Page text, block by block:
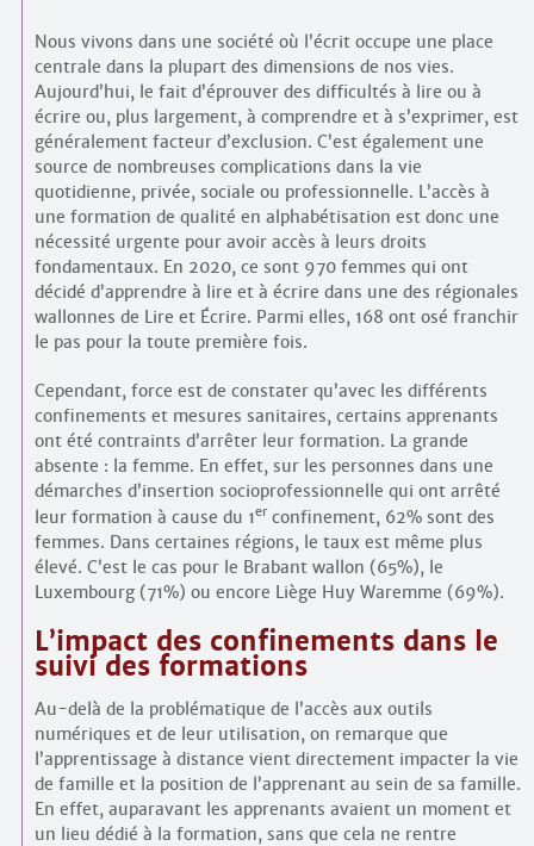
Nous vivons dans une société où l’écrit occupe une place
centrale dans la plupart des dimensions de nos vies.
Aujourd’hui, le fait d’éprouver des difficultés à lire ou à
écrire ou, plus largement, à comprendre et à s’exprimer, est
généralement facteur d’exclusion. C’est également une
source de nombreuses complications dans la vie
quotidienne, privée, sociale ou professionnelle. L’accès à
une formation de qualité en alphabétisation est donc une
nécessité urgente pour avoir accès à leurs droits
fondamentaux. En 2020, ce sont 970 femmes qui ont
décidé d’apprendre à lire et à écrire dans une des régionales
wallonnes de Lire et Écrire. Parmi elles, 168 ont osé franchir
le pas pour la toute première fois.
Cependant, force est de constater qu’avec les différents
confinements et mesures sanitaires, certains apprenants
ont été contraints d’arrêter leur formation. La grande
absente : la femme. En effet, sur les personnes dans une
démarches d’insertion socio­professionnelle qui ont arrêté
leur formation à cause du 1erconfinement, 62% sont des
femmes. Dans certaines régions, le taux est même plus
élevé. C’est le cas pour le Brabant wallon (65%), le
Luxembourg (71%) ou encore Liège Huy Waremme (69%).
L’impact des confinements dans le
suivi des formations
Au-delà de la problématique de l’accès aux outils
numériques et de leur utilisation, on remarque que
l’apprentissage à distance vient directement impacter la vie
de famille et la position de l’apprenant au sein de sa famille.
En effet, auparavant les apprenants avaient un moment et
un lieu dédié à la formation, sans que cela ne rentre